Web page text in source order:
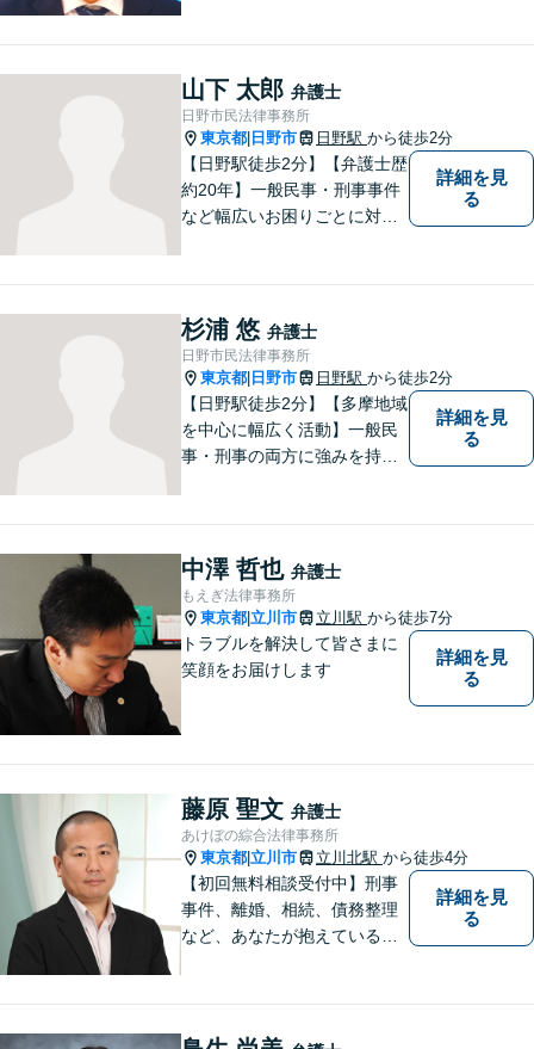
ト：誹謗中傷の削除、発信者
情報開示請求、名誉毀損によ
る損害賠償、企業や飲食店の
風評被害対策など」
山下 太郎 弁護士
日野市民法律事務所
東京都 日野市 日野駅 から徒歩2分
【日野駅徒歩2分】【弁護士歴
約20年】一般民事・刑事事件
など幅広いお困りごとに対応
とつの問題に真剣に向き合
い、最善の解決を目指しま
す。
詳細を見
る
杉浦 悠 弁護士
日野市民法律事務所
東京都 日野市 日野駅 から徒歩2分
【日野駅徒歩2分】【多摩地域
を中心に幅広く活動】一般民
事・刑事の両方に強みを持つ
です。まずはお気軽にご相談
ください。【子連れ相談OK】
詳細を見
る
中澤 哲也 弁護士
もえぎ法律事務所
東京都 立川市 立川駅 から徒歩7分
トラブルを解決して皆さまに
笑顔をお届けします
詳細を見
る
藤原 聖文 弁護士
あけぼの綜合法律事務所
東京都 立川市 立川北駅 から徒歩4分
【初回無料相談受付中】刑事
事件、離婚、相続、債務整理
など、あなたが抱えている問
詳細を見
る